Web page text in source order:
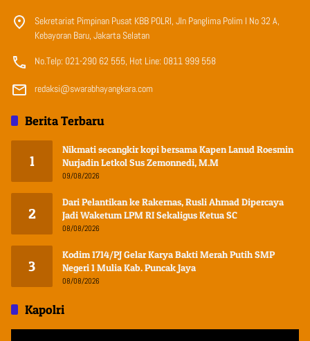
Sekretariat Pimpinan Pusat KBB POLRI, Jln Panglima Polim I No 32 A,
Kebayoran Baru, Jakarta Selatan
No.Telp: 021-290 62 555, Hot Line: 0811 999 558
redaksi@swarabhayangkara.com
Berita Terbaru
1
Nikmati secangkir kopi bersama Kapen Lanud Roesmin
Nurjadin Letkol Sus Zemonnedi, M.M
09/08/2026
2
Dari Pelantikan ke Rakernas, Rusli Ahmad Dipercaya
Jadi Waketum LPM RI Sekaligus Ketua SC
08/08/2026
3
Kodim 1714/PJ Gelar Karya Bakti Merah Putih SMP
Negeri 1 Mulia Kab. Puncak Jaya
08/08/2026
Kapolri